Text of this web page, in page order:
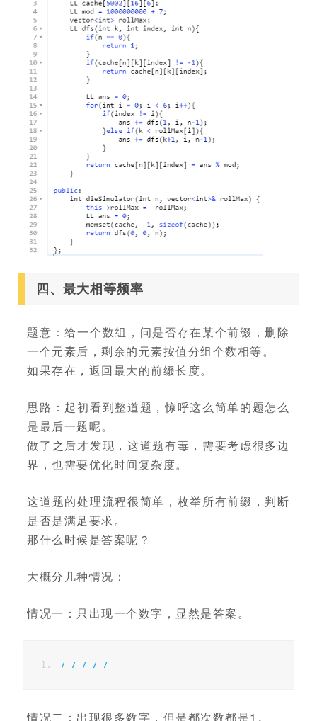
四、最大相等频率
题意：给一个数组，问是否存在某个前缀，删除
一个元素后，剩余的元素按值分组个数相等。
如果存在，返回最大的前缀长度。
思路：起初看到整道题，惊呼这么简单的题怎么
是最后一题呢。
做了之后才发现，这道题有毒，需要考虑很多边
界，也需要优化时间复杂度。
这道题的处理流程很简单，枚举所有前缀，判断
是否是满足要求。
那什么时候是答案呢？
大概分几种情况：
情况一：只出现一个数字，显然是答案。
7 7 7 7 7
情况二：出现很多数字，但是都次数都是1。